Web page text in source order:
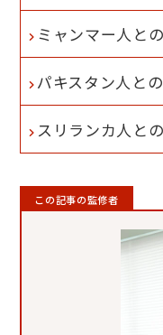
ミャンマー人と
パキスタン人と
スリランカ人と
この記事の監修者